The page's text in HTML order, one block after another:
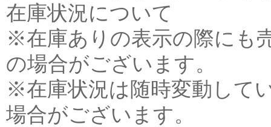
在庫状況について
※在庫ありの表示の際にも
の場合がございます。
※在庫状況は随時変動して
場合がございます。